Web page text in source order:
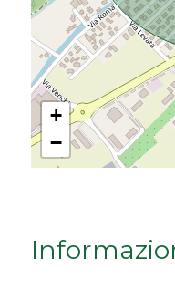
+
−
Da € 5.000.000 a
Oltre € 10.000.000
Totale